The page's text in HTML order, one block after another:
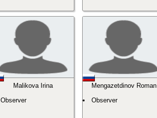
Malikova Irina
Observer
Mengazetdinov Roman
Observer